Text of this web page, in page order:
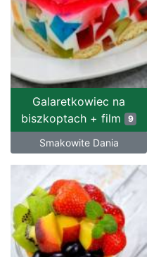
Galaretkowiec na
biszkoptach + film
9
Smakowite Dania